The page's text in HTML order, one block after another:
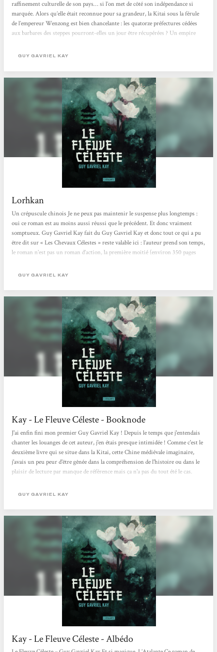
raffinement culturelle de son pays… si l’on met de côté son indépendance si
marquée. Alors qu’elle était reconnue pour sa grandeur, la Kitai sous la férule
de l’empereur Wenzong est bien chancelante : les quatorze préfectures cédées
aux barbares des steppes pourront-elles un jour être récupérées ? Un empire
La Kitai a toujours été un parangon de la culture sophistiquée....
GUY GAVRIEL KAY
Lorhkan
Un crépuscule chinois Je ne peux pas maintenir le suspense plus longtemps :
oui ce roman est au moins aussi réussi que le précédent. Et donc vraiment
somptueux. Guy Gavriel Kay fait du Guy Gavriel Kay et donc tout ce qui a pu
être dit sur « Les Chevaux Célestes » reste valable ici : l’auteur prend son temps,
le roman n’est pas un roman d’action, la première moitié (environ 350 pages
avant de tout détruire dans la seconde moitié. Et plus que tout, cette Chine
GUY GAVRIEL KAY
Kay - Le Fleuve Céleste - Booknode
J'ai enfin fini mon premier Guy Gavriel Kay ! Depuis le temps que j'entendais
chanter les louanges de cet auteur, j'en étais presque intimidée ! Comme c'est le
deuxième livre qui se situe dans la Kitai, cette Chine médiévale imaginaire,
j'avais un peu peur d'être gênée dans la compréhension de l'histoire ou dans le
plaisir de lecture par manque de référence mais ça n'a pas du tout été le cas.
effréné, de rebondissements et d'action à tout va. Non. Pour l'apprécier à...
GUY GAVRIEL KAY
Kay - Le Fleuve Céleste - Albédo